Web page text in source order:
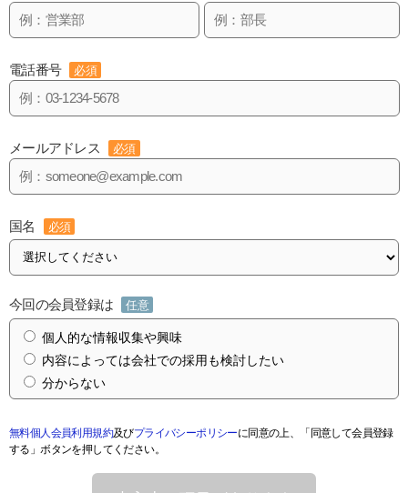
電話番号 必須
メールアドレス 必須
国名 必須
今回の会員登録は 任意
個人的な情報収集や興味
内容によっては会社での採用も検討したい
分からない
無料個人会員利用規約及びプライバシーポリシーに同意の上、「同意して会員登録
する」ボタンを押してください。